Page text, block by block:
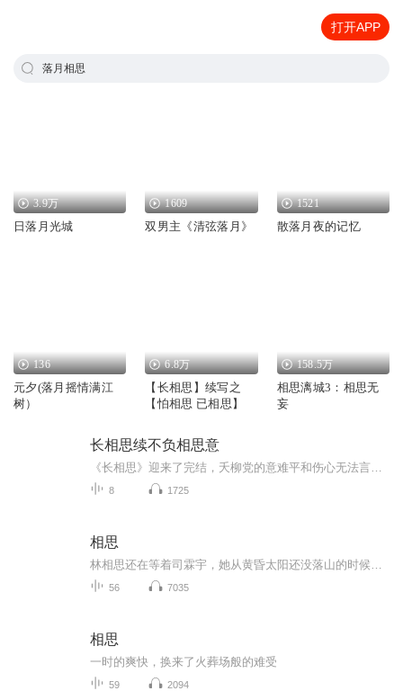
打开APP
落月相思
3.9万
日落月光城
1609
双男主《清弦落月》
1521
散落月夜的记忆
136
元夕(落月摇情满江
树）
6.8万
【长相思】续写之
【怕相思 已相思】
158.5万
相思漓城3：相思无
妄
长相思续不负相思意
8 1725
相思
56 7035
相思
一时的爽快，换来了火葬场般的难受
59 2094